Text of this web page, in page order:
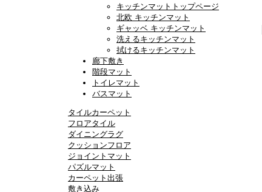
キッチンマットトップページ
北欧 キッチンマット
ギャッベ キッチンマット
洗えるキッチンマット
拭けるキッチンマット
廊下敷き
階段マット
トイレマット
バスマット
タイルカーペット
フロアタイル
ダイニングラグ
クッションフロア
ジョイントマット
パズルマット
カーペット出張
敷き込み